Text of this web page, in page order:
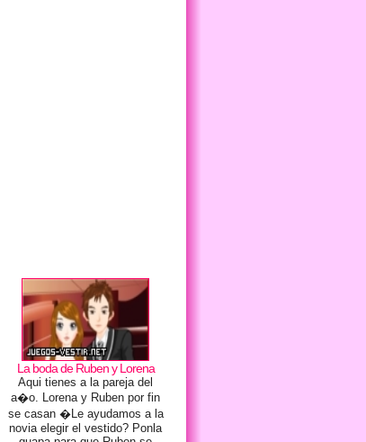
La boda de Ruben y Lorena
Aqui tienes a la pareja del
a�o. Lorena y Ruben por fin
se casan �Le ayudamos a la
novia elegir el vestido? Ponla